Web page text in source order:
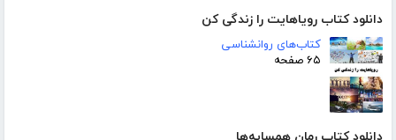
دانلود کتاب رویاهایت را زندگی کن
کتاب‌های روانشناسی
۶۵ صفحه